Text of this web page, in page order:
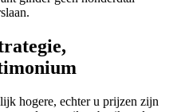
hogere, echter u prijzen zijn